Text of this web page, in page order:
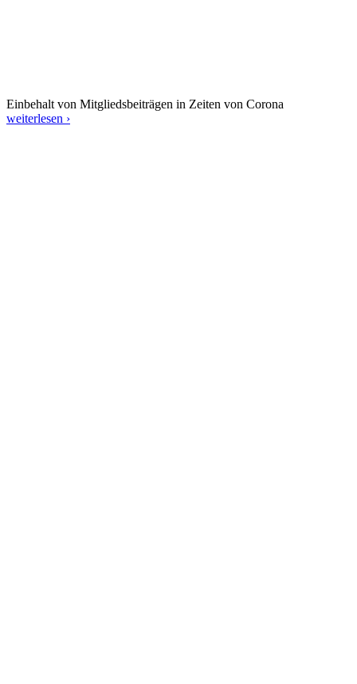
Einbehalt von Mitgliedsbeiträgen in Zeiten von Corona
weiterlesen ›